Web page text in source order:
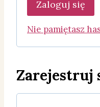
a
g
a
e
Zaloguj się
Nie pamiętasz
Zarejestruj